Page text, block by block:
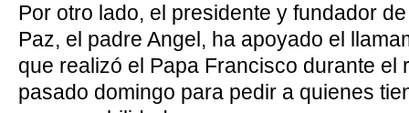
Por otro lado, el presidente y fundador
Paz, el padre Angel, ha apoyado el
que realizó el Papa Francisco durante el
pasado domingo para pedir a quienes